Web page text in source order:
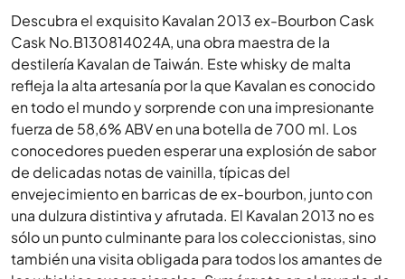
Descubra el exquisito Kavalan 2013 ex-Bourbon Cask
Cask No.B130814024A, una obra maestra de la
destilería Kavalan de Taiwán. Este whisky de malta
refleja la alta artesanía por la que Kavalan es conocido
en todo el mundo y sorprende con una impresionante
fuerza de 58,6% ABV en una botella de 700 ml. Los
conocedores pueden esperar una explosión de sabor
de delicadas notas de vainilla, típicas del
envejecimiento en barricas de ex-bourbon, junto con
una dulzura distintiva y afrutada. El Kavalan 2013 no es
sólo un punto culminante para los coleccionistas, sino
también una visita obligada para todos los amantes de